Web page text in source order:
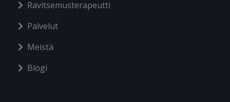
Ravitsemusterapeutti
Palvelut
Meistä
Blogi